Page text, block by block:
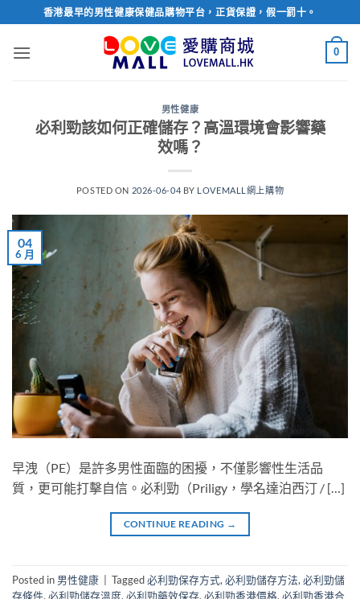
to
content
香港最早的男性健康保健品購物平台，正貨保證，假一罰十。
0
男性健康
必利勁該如何正確儲存？高溫環境會影響藥
效嗎？
POSTED ON 2026-06-04 BY LOVEMALL網上購物
04
6 月
早洩（PE）是許多男性面臨的困擾，不僅影響性生活品
質，更可能打擊自信。必利勁（Priligy，學名達泊西汀 / […]
CONTINUE READING →
Posted in 男性健康 Tagged必利勁保存方式, 必利勁儲存方法, 必利勁儲
存條件, 必利勁儲存溫度, 必利勁藥效保存, 必利勁香港價格, 必利勁香港合